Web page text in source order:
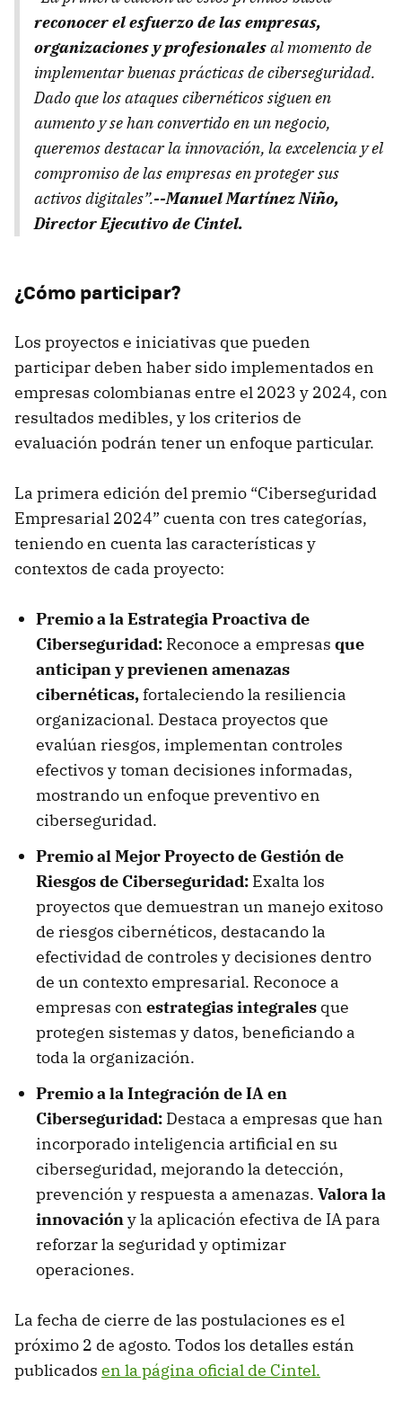
reconocer el esfuerzo de las empresas,
organizaciones y profesionalesal momento de
implementar buenas prácticas de ciberseguridad.
Dado que los ataques cibernéticos siguen en
aumento y se han convertido en un negocio,
queremos destacar la innovación, la excelencia y el
compromiso de las empresas en proteger sus
activos digitales”.--Manuel Martínez Niño,
Director Ejecutivo de Cintel.
¿Cómo participar?
Los proyectos e iniciativas que pueden
participar deben haber sido implementados en
empresas colombianas entre el 2023 y 2024, con
resultados medibles, y los criterios de
evaluación podrán tener un enfoque particular.
La primera edición del premio “Ciberseguridad
Empresarial 2024” cuenta con tres categorías,
teniendo en cuenta las características y
contextos de cada proyecto:
Premio a la Estrategia Proactiva de
Ciberseguridad: Reconoce a empresas que
anticipan y previenen amenazas
cibernéticas,fortaleciendo la resiliencia
organizacional. Destaca proyectos que
evalúan riesgos, implementan controles
efectivos y toman decisiones informadas,
mostrando un enfoque preventivo en
ciberseguridad.
Premio al Mejor Proyecto de Gestión de
Riesgos de Ciberseguridad: Exalta los
proyectos que demuestran un manejo exitoso
de riesgos cibernéticos, destacando la
efectividad de controles y decisiones dentro
de un contexto empresarial. Reconoce a
empresas con estrategias integrales que
protegen sistemas y datos, beneficiando a
toda la organización.
Premio a la Integración de IA en
Ciberseguridad: Destaca a empresas que han
incorporado inteligencia artificial en su
ciberseguridad, mejorando la detección,
prevención y respuesta a amenazas. Valora la
innovacióny la aplicación efectiva de IA para
reforzar la seguridad y optimizar
operaciones.
La fecha de cierre de las postulaciones es el
próximo 2 de agosto. Todos los detalles están
publicados en la página oficial de Cintel.